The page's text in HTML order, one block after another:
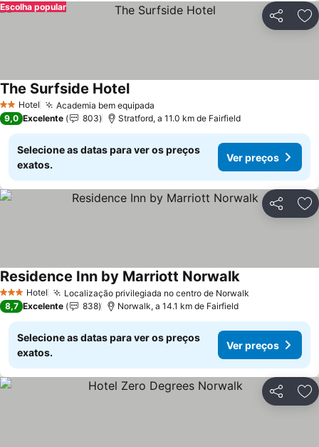
Partilhar
Escolha popular
2 Estrelas
Hotel Academia bem equipada
The Surfside Hotel
9,0 Excelente 803 Stratford, a 11.0 km de Fairfield
Selecione as datas para ver os preços
exatos.
Ver preços
Partilhar
3 EstrelasHotel Localização privilegiada no centro de Norwalk
Residence Inn by Marriott Norwalk
8,7 Excelente 838 Norwalk, a 14.1 km de Fairfield
Selecione as datas para ver os preços
exatos.
Ver preços
Partilhar